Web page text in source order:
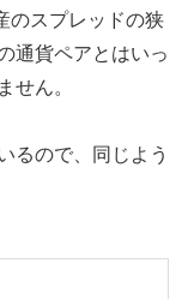
のスプレッドの狭
通貨ペアとはいっ
せん。
るので、同じよう